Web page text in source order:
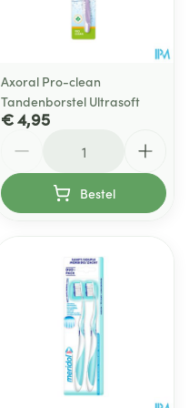
Axoral Pro-clean
Tandenborstel Ultrasoft
€ 4,95
Bestel